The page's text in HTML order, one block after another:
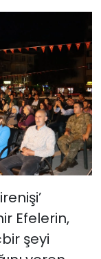
Efelerin,
şeyi